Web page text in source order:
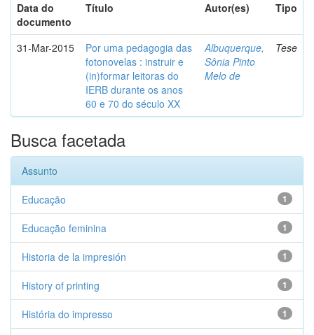
Data do
documento
Título Autor(es) Tipo
31-Mar-2015
Por uma pedagogia das
fotonovelas : instruir e
(in)formar leitoras do
IERB durante os anos
60 e 70 do século XX
Albuquerque,
Sônia Pinto
Melo de
Tese
Busca facetada
Assunto
1
Educação
1
Educação feminina
1
Historia de la impresión
1
History of printing
1
História do impresso